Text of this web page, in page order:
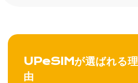
UPeSIMが選ばれる理
由